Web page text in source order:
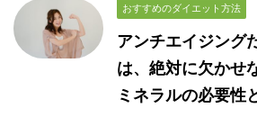
おすすめのダイエット方法
アンチエイジング
は、絶対に欠かせ
ミネラルの必要性